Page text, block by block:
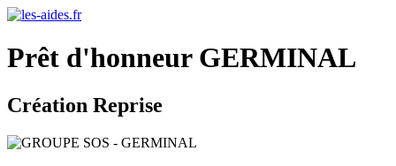
Prêt d'honneur GERMINAL
Création Reprise